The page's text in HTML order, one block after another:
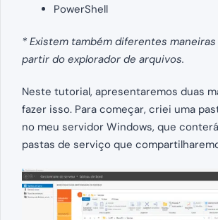
PowerShell
* Existem também diferentes
partir do explorador de arquivos.
Neste tutorial, apresentaremos duas
fazer isso. Para começar, criei uma
no meu servidor Windows, que
pastas de serviço que